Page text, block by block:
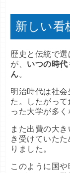
新しい看
歴史と伝統で
が、 いつの時
ん。
明治時代は社
た。したがっ
った大学が多く
また出費の大
き受けていた
りました。
このように国